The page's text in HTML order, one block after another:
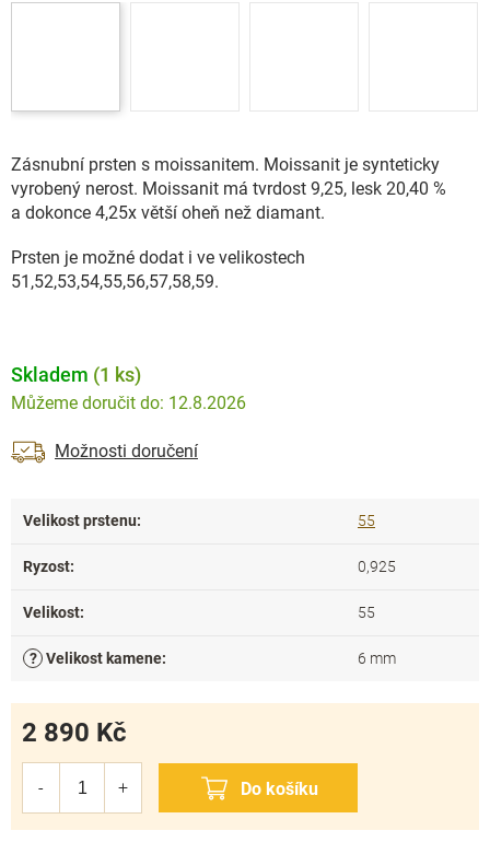
Zásnubní prsten s moissanitem. Moissanit je synteticky
vyrobený nerost. Moissanit má tvrdost 9,25, lesk 20,40 %
a dokonce 4,25x větší oheň než diamant.
Prsten je možné dodat i ve velikostech
51,52,53,54,55,56,57,58,59.
Skladem (1 ks)
12.8.2026
Možnosti doručení
2 890 Kč
Velikost prstenu: 55
Ryzost: 0,925
Velikost: 55
? Velikost kamene: 6 mm